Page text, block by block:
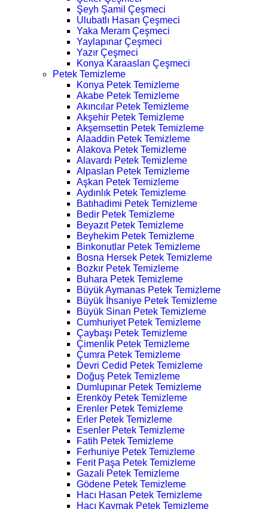
Şeyh Şamil Çeşmeci
Ulubatlı Hasan Çeşmeci
Yaka Meram Çeşmeci
Yaylapınar Çeşmeci
Yazır Çeşmeci
Konya Karaaslan Çeşmeci
Petek Temizleme
Konya Petek Temizleme
Akabe Petek Temizleme
Akıncılar Petek Temizleme
Akşehir Petek Temizleme
Akşemsettin Petek Temizleme
Alaaddin Petek Temizleme
Alakova Petek Temizleme
Alavardı Petek Temizleme
Alpaslan Petek Temizleme
Aşkan Petek Temizleme
Aydınlık Petek Temizleme
Batıhadimi Petek Temizleme
Bedir Petek Temizleme
Beyazıt Petek Temizleme
Beyhekim Petek Temizleme
Binkonutlar Petek Temizleme
Bosna Hersek Petek Temizleme
Bozkır Petek Temizleme
Buhara Petek Temizleme
Büyük Aymanas Petek Temizleme
Büyük İhsaniye Petek Temizleme
Büyük Sinan Petek Temizleme
Cumhuriyet Petek Temizleme
Çaybaşı Petek Temizleme
Çimenlik Petek Temizleme
Çumra Petek Temizleme
Devri Cedid Petek Temizleme
Doğuş Petek Temizleme
Dumlupınar Petek Temizleme
Erenköy Petek Temizleme
Erenler Petek Temizleme
Erler Petek Temizleme
Esenler Petek Temizleme
Fatih Petek Temizleme
Ferhuniye Petek Temizleme
Ferit Paşa Petek Temizleme
Gazali Petek Temizleme
Gödene Petek Temizleme
Hacı Hasan Petek Temizleme
Hacı Kaymak Petek Temizleme